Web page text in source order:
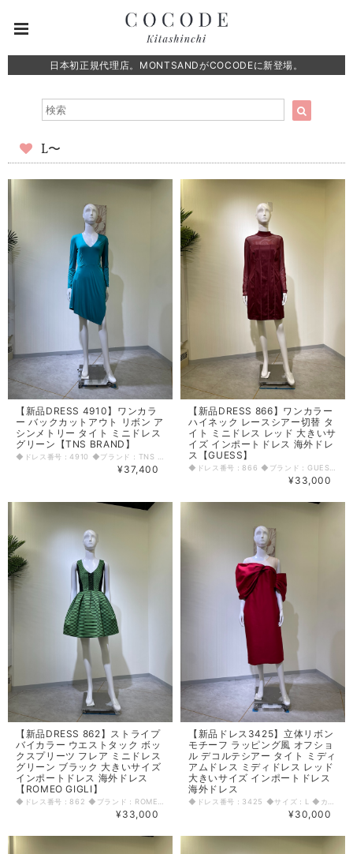
日本初正規代理店。MONTSANDがCOCODEに新登場。
L〜
【新品DRESS 4910】ワンカラ
ー バックカットアウト リボン ア
シンメトリー タイト ミニドレス
グリーン【TNS BRAND】
¥37,400
【新品DRESS 866】ワンカラー
ハイネック レースシアー切替 タ
イト ミニドレス レッド 大きいサ
イズ インポートドレス 海外ドレ
ス【GUESS】
¥33,000
【新品DRESS 862】ストライプ
バイカラー ウエストタック ボッ
クスプリーツ フレア ミニドレス
グリーン ブラック 大きいサイズ
インポートドレス 海外ドレス
【ROMEO GIGLI】
¥33,000
【新品ドレス3425】立体リボン
モチーフ ラッピング風 オフショ
ル デコルテシアー タイト ミディ
アムドレス ミディドレス レッド
大きいサイズ インポートドレス
海外ドレス
¥30,000